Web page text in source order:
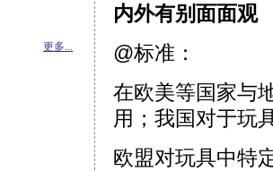
内外有别面面观
@标准：
在欧美等国家与
用；我国对于玩
欧盟对玩具中特
更多...